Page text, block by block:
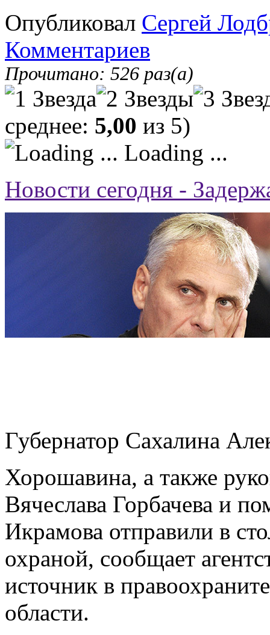
Опубликовал Сергей
Комментариев
Прочитано: 526 раз(а)
среднее: 5,00 из 5)
Loading ...
Новости сегодня -
Губернатор Сахалина
Хорошавина, а также
Вячеслава Горбачева и
Икрамова отправили в
охраной, сообщает
источник в
области.